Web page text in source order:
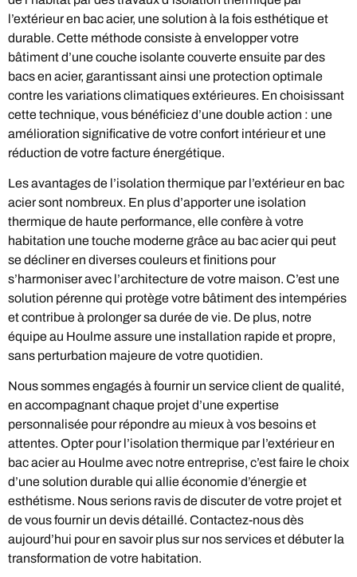
l’extérieur en bac acier, une solution à la fois esthétique et
durable. Cette méthode consiste à envelopper votre
bâtiment d’une couche isolante couverte ensuite par des
bacs en acier, garantissant ainsi une protection optimale
contre les variations climatiques extérieures. En choisissant
cette technique, vous bénéficiez d’une double action : une
amélioration significative de votre confort intérieur et une
réduction de votre facture énergétique.
Les avantages de l’isolation thermique par l’extérieur en bac
acier sont nombreux. En plus d’apporter une isolation
thermique de haute performance, elle confère à votre
habitation une touche moderne grâce au bac acier qui peut
se décliner en diverses couleurs et finitions pour
s’harmoniser avec l’architecture de votre maison. C’est une
solution pérenne qui protège votre bâtiment des intempéries
et contribue à prolonger sa durée de vie. De plus, notre
équipe au Houlme assure une installation rapide et propre,
sans perturbation majeure de votre quotidien.
Nous sommes engagés à fournir un service client de qualité,
en accompagnant chaque projet d’une expertise
personnalisée pour répondre au mieux à vos besoins et
attentes. Opter pour l’isolation thermique par l’extérieur en
bac acier au Houlme avec notre entreprise, c’est faire le choix
d’une solution durable qui allie économie d’énergie et
esthétisme. Nous serions ravis de discuter de votre projet et
de vous fournir un devis détaillé. Contactez-nous dès
aujourd’hui pour en savoir plus sur nos services et débuter la
transformation de votre habitation.